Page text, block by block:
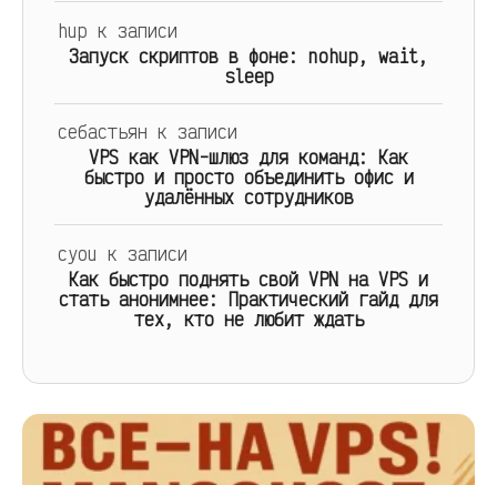
hup к записи
Запуск скриптов в фоне: nohup, wait,
sleep
себастьян к записи
VPS как VPN-шлюз для команд: Как
быстро и просто объединить офис и
удалённых сотрудников
cyou к записи
Как быстро поднять свой VPN на VPS и
стать анонимнее: Практический гайд для
тех, кто не любит ждать